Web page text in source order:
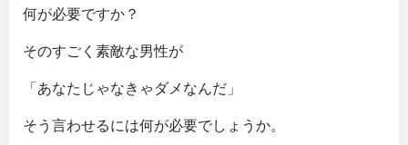
何が必要ですか？
そのすごく素敵な男性が
「あなたじゃなきゃダメなんだ」
そう言わせるには何が必要でしょうか。